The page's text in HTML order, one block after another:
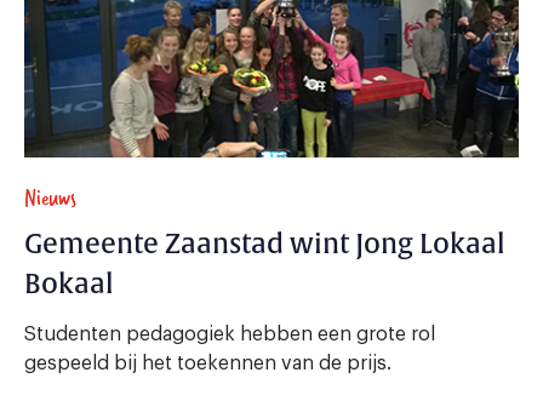
Nieuws
Gemeente Zaanstad wint Jong Lokaal
Bokaal
Studenten pedagogiek hebben een grote rol
gespeeld bij het toekennen van de prijs.